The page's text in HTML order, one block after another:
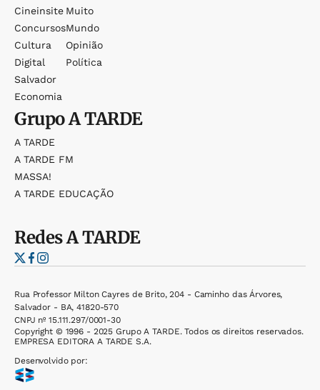
Cineinsite
Concursos
Cultura
Digital
Salvador
Economia
Muito
Mundo
Opinião
Política
GrupoA TARDE
A TARDE
A TARDE FM
MASSA!
A TARDE EDUCAÇÃO
RedesA TARDE
Rua Professor Milton Cayres de Brito, 204 - Caminho das Árvores,
Salvador - BA, 41820-570
CNPJ nº 15.111.297/0001-30
Copyright © 1996 - 2025 Grupo A TARDE. Todos os direitos reservados.
EMPRESA EDITORA A TARDE S.A.
Desenvolvido por: